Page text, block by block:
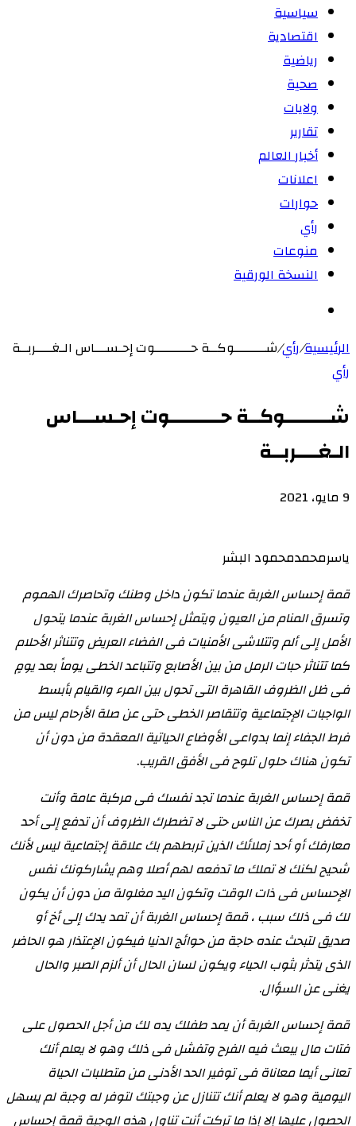
سياسية
اقتصادية
رياضية
صحية
ولايات
تقارير
أخبار العالم
اعلانات
حوارات
رأي
منوعات
النسخة الورقية
الرئيسية/رأي/شــــــــوكــة حـــــــــوت إحـســـاس الـغــــربــة
رأي
شــــــــوكــة حـــــــــوت إحـســـاس
الـغــــربــة
9 مايو، 2021
ياسرمحمدمحمود البشر
قمة إحساس الغربة عندما تكون داخل وطنك وتحاصرك الهموم
وتسرق المنام من العيون ويتمثل إحساس الغربة عندما يتحول
الأمل إلى ألم وتتلاشى الأمنيات فى الفضاء العريض وتتناثر الأحلام
كما تتناثر حبات الرمل من بين الأصابع وتتباعد الخطى يوماً بعد يومٍ
فى ظل الظروف القاهرة التى تحول بين المرء والقيام بأبسط
الواجبات الإجتماعية وتتقاصر الخطى حتى عن صلة الأرحام ليس من
فرط الجفاء إنما بدواعى الأوضاع الحياتية المعقدة من دون أن
تكون هناك حلول تلوح فى الأفق القريب.
قمة إحساس الغربة عندما تجد نفسك فى مركبة عامة وأنت
تخفض بصرك عن الناس حتى لا تضطرك الظروف أن تدفع إلى أحد
معارفك أو أحد زملائك الذين تربطهم بك علاقة إجتماعية ليس لأنك
شحيح لكنك لا تملك ما تدفعه لهم أصلا وهم يشاركونك نفس
الإحساس فى ذات الوقت وتكون اليد مغلولة من دون أن يكون
لك فى ذلك سبب ، قمة إحساس الغربة أن تمد يدك إلى أخ أو
صديق لتبحث عنده حاجة من حوائج الدنيا فيكون الإعتذار هو الحاضر
الذى يتدثر بثوب الحياء ويكون لسان الحال أن ألزم الصبر والحال
يغنى عن السؤال.
قمة إحساس الغربة أن يمد طفلك يده لك من أجل الحصول على
فتات مال يبعث فيه الفرح وتفشل فى ذلك وهو لا يعلم أنك
تعانى أيما معاناة فى توفير الحد الأدنى من متطلبات الحياة
اليومية وهو لا يعلم أنك تتنازل عن وجبتك لتوفر له وجبة لم يسهل
الحصول عليها إلا إذا ما تركت أنت تناول هذه الوجبة قمة إحساس